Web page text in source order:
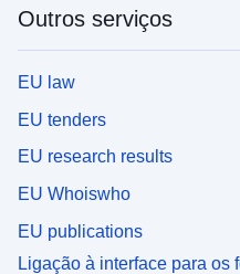
Outros serviços
EU law
EU tenders
EU research results
EU Whoiswho
EU publications
Ligação à interface para os